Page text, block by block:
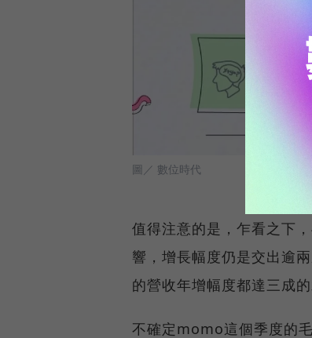
圖／ 數位時代
值得注意的是，乍看之下
響，增長幅度仍是交出逾
的營收年增幅度都達三成
不確定momo這個季度的